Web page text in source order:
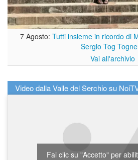
7 Agosto: Tutti insieme in ricordo di
Sergio Tog
Vai all'archivio
Video dalla Valle del Serchio su
Fai clic su "Accetto" per